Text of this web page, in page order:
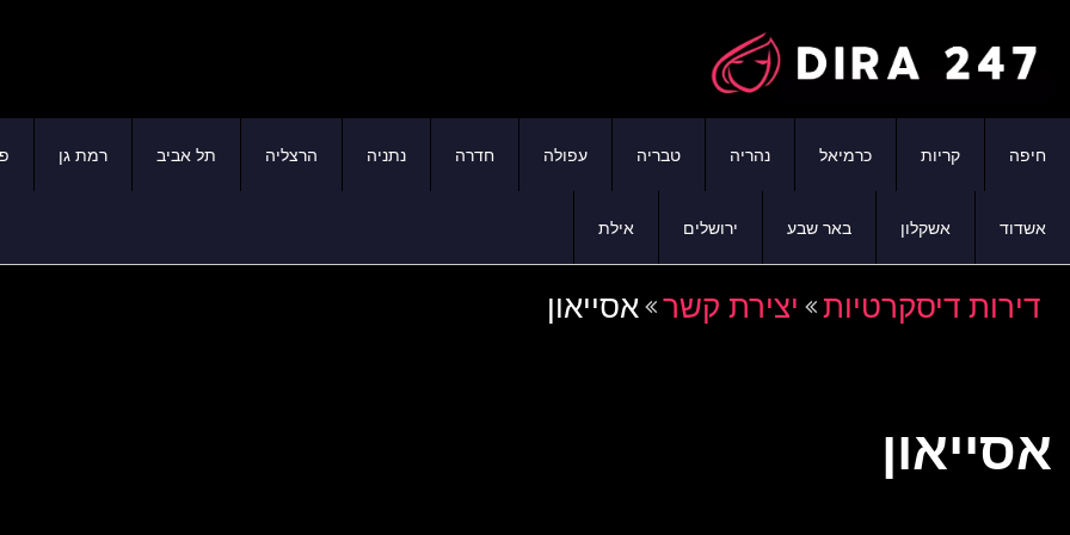
חיפה קריות כרמיאל נהריה טבריה עפולה חדרה נתניה הרצליה תל אביב רמת גן
אשדוד אשקלון באר שבע ירושלים אילת
דירות דיסקרטיות יצירת קשר אסייאון
אסייאון